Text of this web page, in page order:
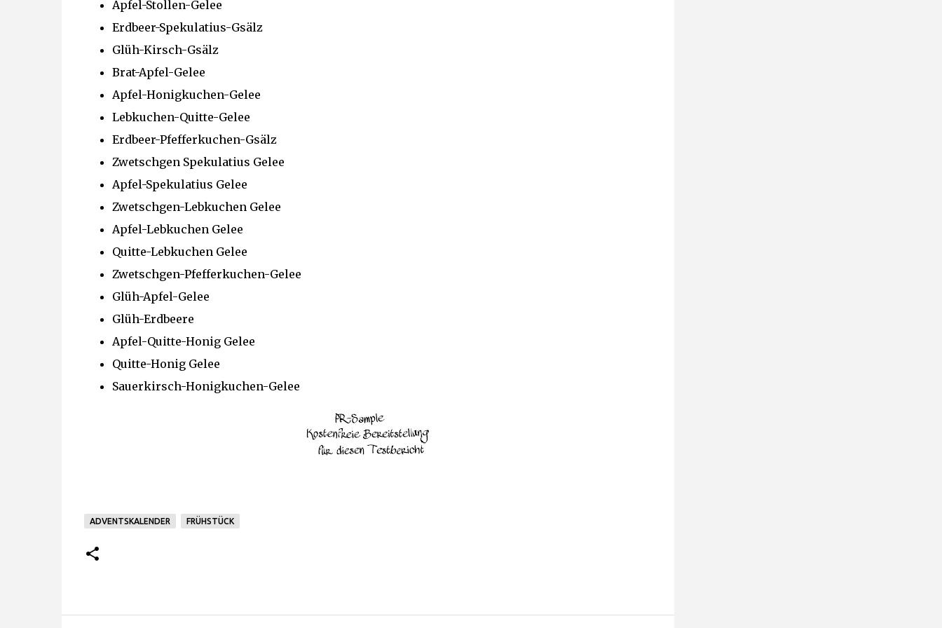
Apfel-Stollen-Gelee
Erdbeer-Spekulatius-Gsälz
Glüh-Kirsch-Gsälz
Brat-Apfel-Gelee
Apfel-Honigkuchen-Gelee
Lebkuchen-Quitte-Gelee
Erdbeer-Pfefferkuchen-Gsälz
Zwetschgen Spekulatius Gelee
Apfel-Spekulatius Gelee
Zwetschgen-Lebkuchen Gelee
Apfel-Lebkuchen Gelee
Quitte-Lebkuchen Gelee
Zwetschgen-Pfefferkuchen-Gelee
Glüh-Apfel-Gelee
Glüh-Erdbeere
Apfel-Quitte-Honig Gelee
Quitte-Honig Gelee
Sauerkirsch-Honigkuchen-Gelee
ADVENTSKALENDER FRÜHSTÜCK